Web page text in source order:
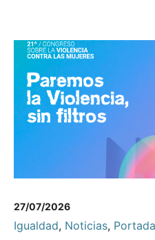
27/07/2026
Igualdad, Noticias, Portada